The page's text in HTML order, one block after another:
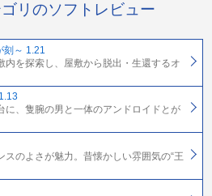
ゴリのソフトレビュー
～ 1.21
内を探索し、屋敷から脱出・生還するオ
に、隻腕の男と一体のアンドロイドとが
のよさが魅力。昔懐かしい雰囲気の“王